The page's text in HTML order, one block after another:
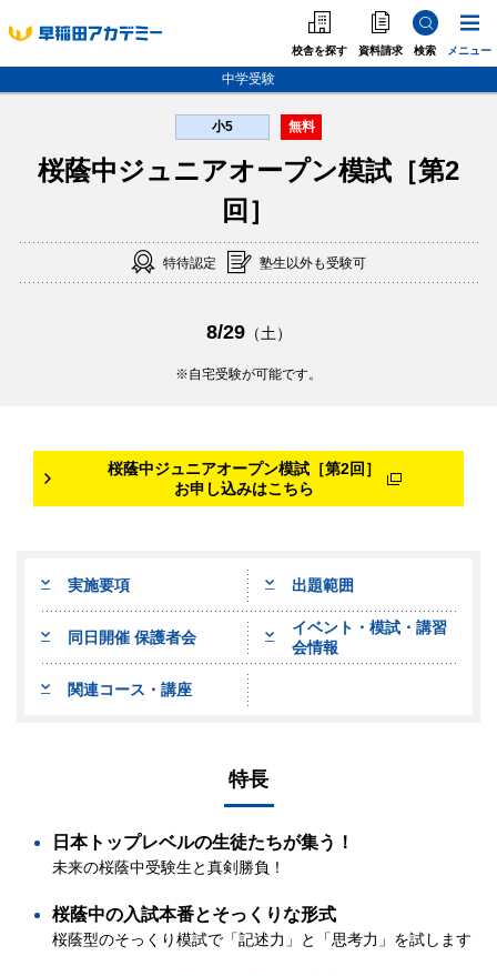
校舎を探す 資料請求 検索 メニュー
中学受験
中学受験
高校受験 大学受験
特待認定 塾生以外も受験可
小5
桜蔭中ジュニアオープン模試［第2
回］
無料
8/29（土）
自宅受験が可能です。
桜蔭中ジュニアオープン模試［第2回］
お申し込みはこちら
実施要項 出題範囲
同日開催 保護者会
イベント・模試・講習
会情報
関連コース・講座
特長
日本トップレベルの生徒たちが集う！
未来の桜蔭中受験生と真剣勝負！
桜蔭中の入試本番とそっくりな形式
桜蔭型のそっくり模試で「記述力」と「思考力」を試します